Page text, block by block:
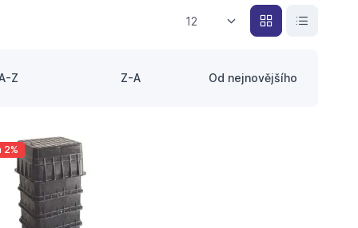
12
Z Z-A Od nejnovějšího
2%